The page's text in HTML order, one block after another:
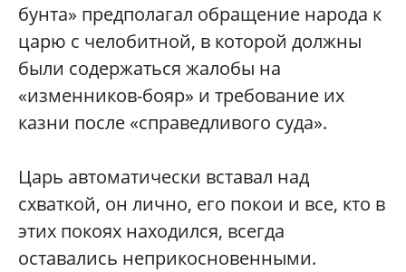
бунта» предполагал обращение народа к
царю с челобитной, в которой должны
были содержаться жалобы на
«изменников-бояр» и требование их
казни после «справедливого суда».
Царь автоматически вставал над
схваткой, он лично, его покои и все, кто в
этих покоях находился, всегда
оставались неприкосновенными.